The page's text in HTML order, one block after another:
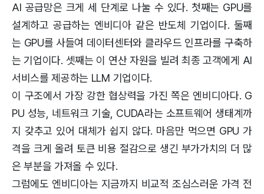
AI 공급망은 크게 세 단계로 나눌 수 있다. 첫째는 GPU를
설계하고 공급하는 엔비디아 같은 반도체 기업이다. 둘째
는 GPU를 사들여 데이터센터와 클라우드 인프라를 구축하
는 기업이다. 셋째는 이 연산 자원을 빌려 최종 고객에게 AI
서비스를 제공하는 LLM 기업이다.
이 구조에서 가장 강한 협상력을 가진 쪽은 엔비디아다. G
PU 성능, 네트워크 기술, CUDA라는 소프트웨어 생태계까
지 갖추고 있어 대체가 쉽지 않다. 마음만 먹으면 GPU 가
격을 크게 올려 토큰 비용 절감으로 생긴 부가가치의 더 많
은 부분을 가져올 수 있다.
그럼에도 엔비디아는 지금까지 비교적 조심스러운 가격 전